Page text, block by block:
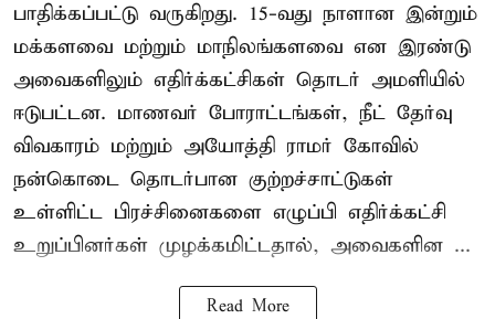
பாதிக்கப்பட்டு வருகிறது. 15-வது நாளான இன்றும்
மக்களவை மற்றும் மாநிலங்களவை என இரண்டு
அவைகளிலும் எதிர்க்கட்சிகள் தொடர் அமளியில்
ஈடுபட்டன. மாணவர் போராட்டங்கள், நீட் தேர்வு
விவகாரம் மற்றும் அயோத்தி ராமர் கோவில்
நன்கொடை தொடர்பான குற்றச்சாட்டுகள்
உள்ளிட்ட பிரச்சினைகளை எழுப்பி எதிர்க்கட்சி
உறுப்பினர்கள் முழக்கமிட்டதால், அவைகளின ...
Read More